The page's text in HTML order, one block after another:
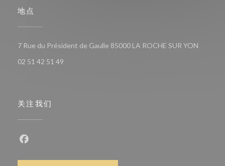
地点
7 Rue du Président de Gaulle 85000 LA ROCHE SUR YON
02 51 42 51 49
关注我们